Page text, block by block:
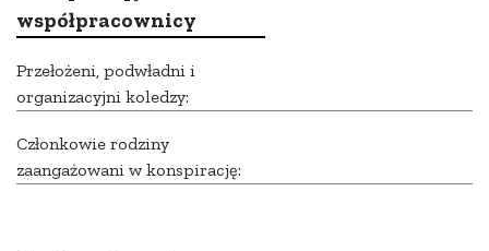
współpracownicy
Przełożeni, podwładni i
organizacyjni koledzy:
Członkowie rodziny
zaangażowani w konspirację: